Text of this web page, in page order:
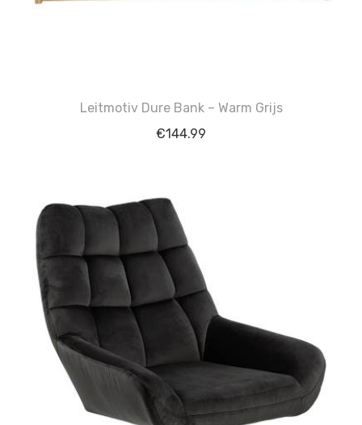
Leitmotiv Dure Bank – Warm Grijs
€144.99